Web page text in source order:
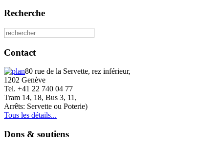
Recherche
Contact
80 rue de la Servette, rez inférieur,
1202 Genève
Tel. +41 22 740 04 77
Tram 14, 18, Bus 3, 11,
Arrêts: Servette ou Poterie)
Tous les détails...
Dons & soutiens